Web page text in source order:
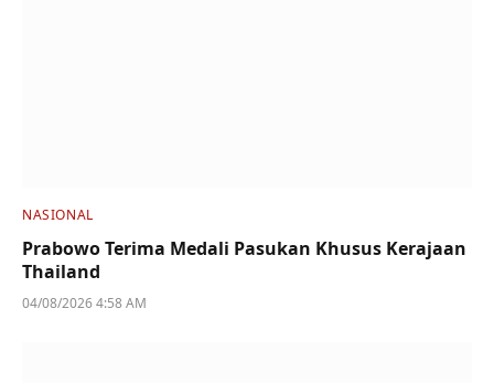
NASIONAL
Prabowo Terima Medali Pasukan Khusus Kerajaan
Thailand
04/08/2026 4:58 AM